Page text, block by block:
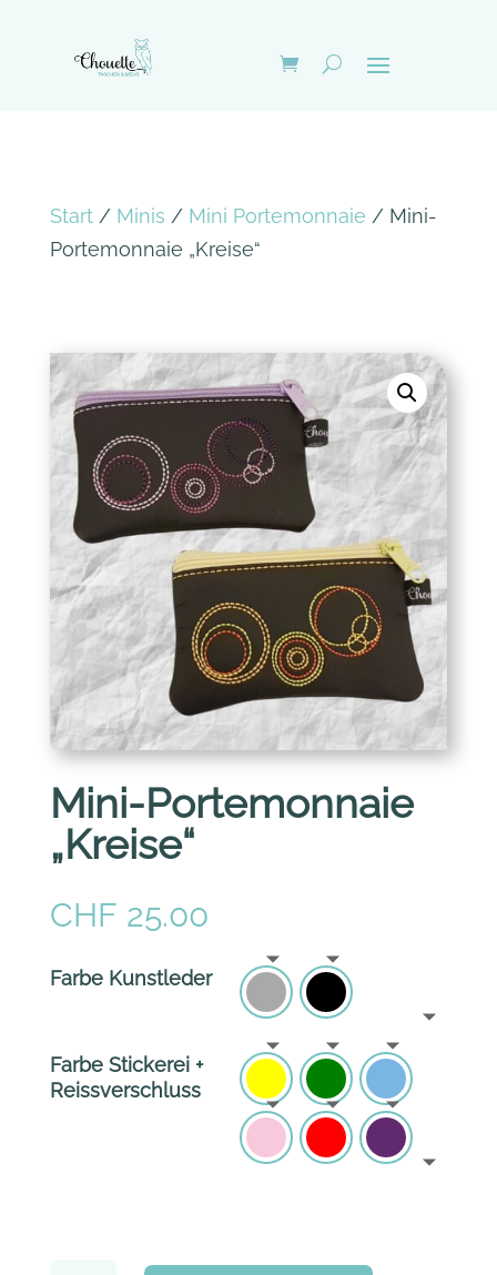
Start/ Minis / Mini Portemonnaie / Mini-
Portemonnaie „Kreise“
Mini-Portemonnaie
„Kreise“
CHF 25.00
Farbe Kunstleder
Farbe Stickerei +
Reissverschluss